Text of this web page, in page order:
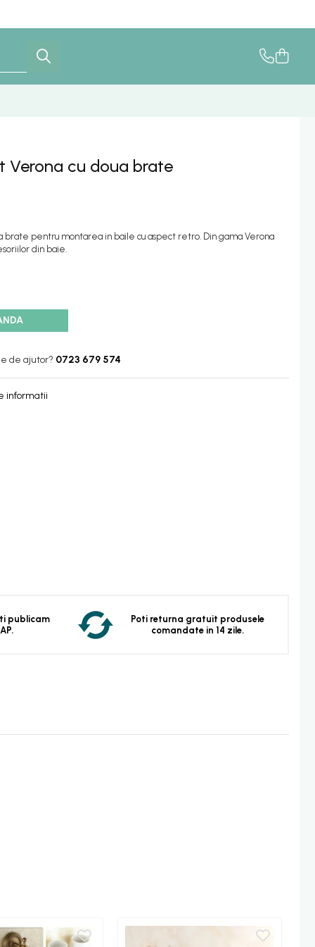
Verona cu doua brate
brate pentru montarea in baile cu aspect retro. Din gama Verona
din baie.
de ajutor? 0723 679 574
informatii
publicam
Poti returna gratuit produsele
comandate in 14 zile.